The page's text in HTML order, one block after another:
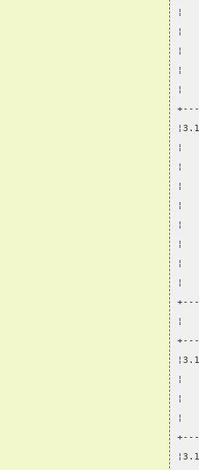
¦
¦
¦
¦
¦
¦
¦
¦
¦
¦
¦
¦
¦
¦
¦
¦
¦